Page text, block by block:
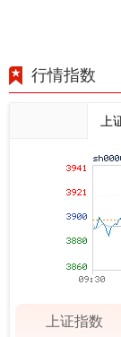
行情指数
上
上证指数